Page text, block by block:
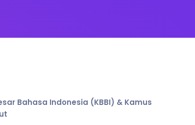
Bahasa Indonesia (KBBI) & Kamus